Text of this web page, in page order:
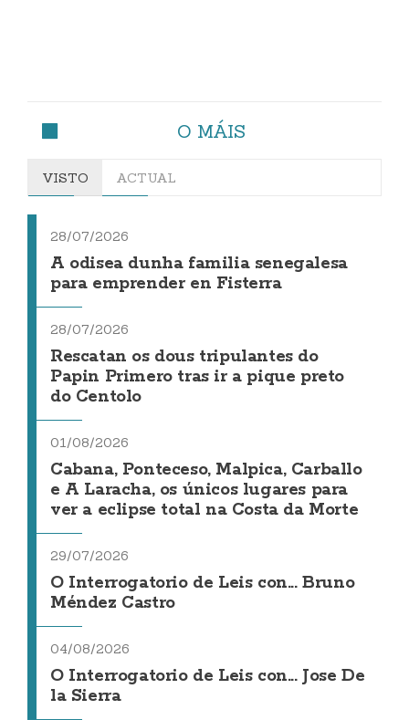
O MÁIS
VISTO ACTUAL
28/07/2026
A odisea dunha familia senegalesa
para emprender en Fisterra
28/07/2026
Rescatan os dous tripulantes do
Papin Primero tras ir a pique preto
do Centolo
01/08/2026
Cabana, Ponteceso, Malpica, Carballo
e A Laracha, os únicos lugares para
ver a eclipse total na Costa da Morte
29/07/2026
O Interrogatorio de Leis con... Bruno
Méndez Castro
04/08/2026
O Interrogatorio de Leis con... Jose De
la Sierra